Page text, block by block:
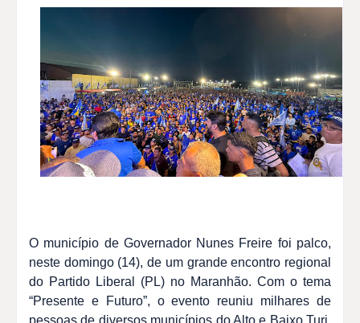
O município de Governador Nunes Freire foi palco,
neste domingo (14), de um grande encontro regional
do Partido Liberal (PL) no Maranhão. Com o tema
“Presente e Futuro”, o evento reuniu milhares de